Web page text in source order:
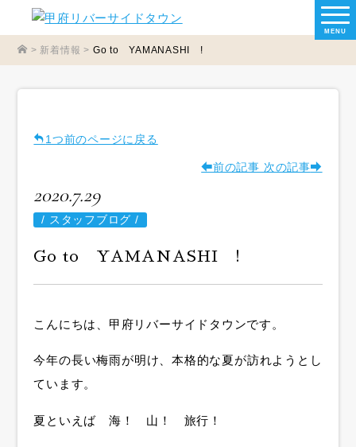
MENU
> 新着情報 > Go to YAMANASHI !
1つ前のページに戻る
前の記事 次の記事
2020.7.29
/ スタッフブログ /
Go to YAMANASHI !
こんにちは、甲府リバーサイドタウンです。
今年の長い梅雨が明け、本格的な夏が訪れようとし
ています。
夏といえば 海！ 山！ 旅行！